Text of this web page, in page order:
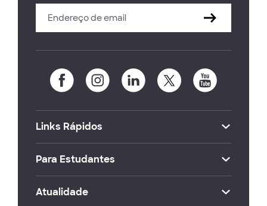
Links Rápidos
Para Estudantes
Atualidade